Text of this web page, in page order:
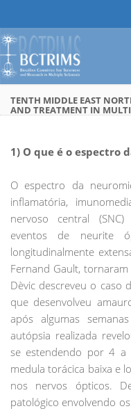
TENTH MIDDLE EAST
AND TREATMENT IN
1) O que é o espectro
O espectro da
inflamatória,
nervoso central
eventos de neurite
longitudinalmente
Fernand Gault,
Dèvic descreveu o caso
que desenvolveu
após algumas
autópsia realizada
se estendendo por 4 a
medula torácica baixa e
nos nervos ópticos.
patológico envolvendo